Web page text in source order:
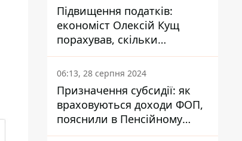
Підвищення податків:
економіст Олексій Кущ
порахував, скільки
заплатить кожен українець
06:13, 28 серпня 2024
Призначення субсидії: як
враховуються доходи ФОП,
пояснили в Пенсійному
фонді